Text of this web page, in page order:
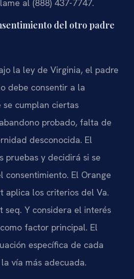
al (888) 437-7747.
del otro padre
la ley de Virginia, el padre
debe consentir a la
se cumplan ciertas
probado, falta de
desconocida. El
pruebas y decidirá si se
consentimiento. El Orange
aplica los criterios del Va.
seq. Y considera el interés
factor principal. El
específica de cada
vía más adecuada.